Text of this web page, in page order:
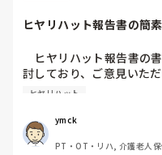
ヒヤリハット報告書の簡
ヒヤリハット報告書の
討しており、ご意見いた
規・義務規定はないかと
ば、いくらでも簡素化で
ヒヤリハット
ymck
PT・OT・リハ, 介護老人